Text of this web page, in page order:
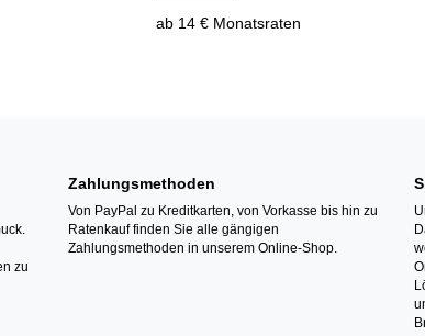
ab 14 € Monatsraten
zu
Zahlungsmethoden
Von PayPal zu Kreditkarten, von Vorkasse bis hin zu
Ratenkauf finden Sie alle gängigen
Zahlungsmethoden in unserem Online-Shop.